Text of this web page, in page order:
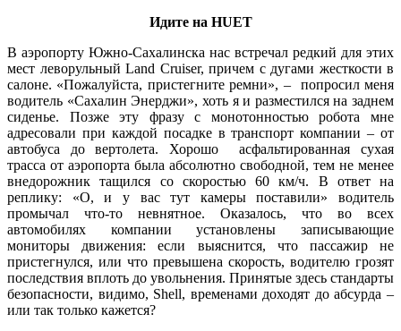
Идите на HUET
В аэропорту Южно-Сахалинска нас встречал редкий для этих
мест леворульный Land Cruiser, причем с дугами жесткости в
салоне. «Пожалуйста, пристегните ремни», – попросил меня
водитель «Сахалин Энерджи», хоть я и разместился на заднем
сиденье. Позже эту фразу с монотонностью робота мне
адресовали при каждой посадке в транспорт компании – от
автобуса до вертолета. Хорошо асфальтированная сухая
трасса от аэропорта была абсолютно свободной, тем не менее
внедорожник тащился со скоростью 60 км/ч. В ответ на
реплику: «О, и у вас тут камеры поставили» водитель
промычал что-то невнятное. Оказалось, что во всех
автомобилях компании установлены записывающие
мониторы движения: если выяснится, что пассажир не
пристегнулся, или что превышена скорость, водителю грозят
последствия вплоть до увольнения. Принятые здесь стандарты
безопасности, видимо, Shell, временами доходят до абсурда –
или так только кажется?